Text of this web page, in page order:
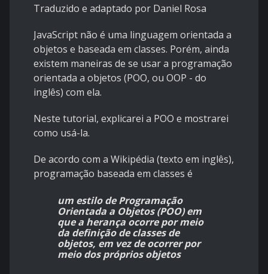
Traduzido e adaptado por Daniel Rosa
JavaScript não é uma linguagem orientada a
objetos e baseada em classes. Porém, ainda
existem maneiras de se usar a programação
orientada a objetos (POO, ou OOP - do
inglês) com ela.
Neste tutorial, explicarei a POO e mostrarei
como usá-la.
De acordo com a Wikipédia (texto em inglês),
programação baseada em classes é
um estilo de Programação
Orientada a Objetos (POO) em
que a herança ocorre por meio
da definição de classes de
objetos, em vez de ocorrer por
meio dos próprios objetos